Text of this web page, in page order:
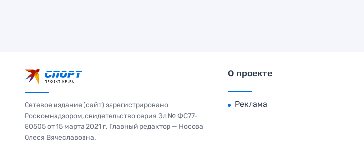
Сетевое издание (сайт) зарегистрировано
Роскомнадзором, свидетельство серия Эл № ФС77-
80505 от 15 марта 2021 г. Главный редактор — Носова
Олеся Вячеславовна.
О проекте
Реклама